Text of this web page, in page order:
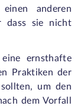
anderen
dass sie nicht
ernsthafte
Praktiken der
um den
dem Vorfall